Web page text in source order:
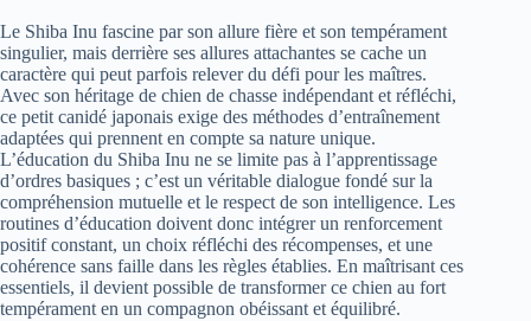
Le Shiba Inu fascine par son allure fière et son tempérament
singulier, mais derrière ses allures attachantes se cache un
caractère qui peut parfois relever du défi pour les maîtres.
Avec son héritage de chien de chasse indépendant et réfléchi,
ce petit canidé japonais exige des méthodes d’entraînement
adaptées qui prennent en compte sa nature unique.
L’éducation du Shiba Inu ne se limite pas à l’apprentissage
d’ordres basiques ; c’est un véritable dialogue fondé sur la
compréhension mutuelle et le respect de son intelligence. Les
routines d’éducation doivent donc intégrer un renforcement
positif constant, un choix réfléchi des récompenses, et une
cohérence sans faille dans les règles établies. En maîtrisant ces
essentiels, il devient possible de transformer ce chien au fort
tempérament en un compagnon obéissant et équilibré.